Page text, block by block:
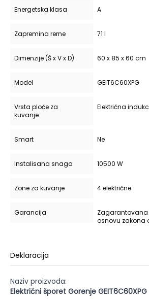
Energetska klasa A
Zapremina rerne 71 l
Dimenzije (Š x V x D) 60 x 85 x 60 cm
Model GEIT6C60XPG
Vrsta ploče za
kuvanje
Električna
Smart Ne
Instalisana snaga 10500 W
Zone za kuvanje 4 električne
Garancija
osnovu zakona
Deklaracija
Naziv proizvoda:
Električni šporet Gorenje GEIT6C60XPG